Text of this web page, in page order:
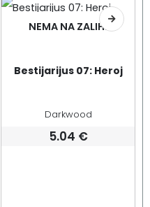
NEMA NA ZALIHI
Bestijarijus 07: Heroj
Darkwood
5.04 €